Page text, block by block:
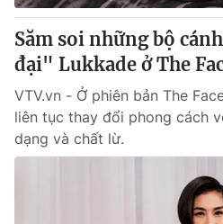
Săm soi những bộ
đại" Lukkade ở The
VTV.vn - Ở phiên bản The
liên tục thay đổi phong cách
dạng và chất lừ.